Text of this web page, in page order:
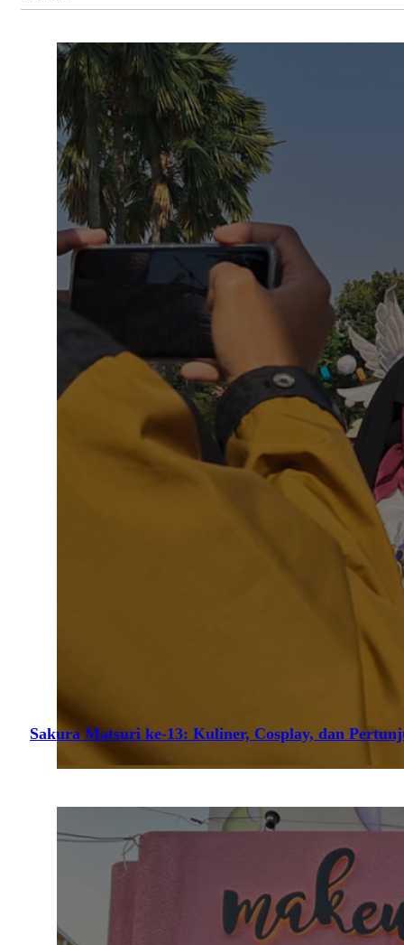
Sakura Matsuri ke-13: Kuliner, Cosplay, dan